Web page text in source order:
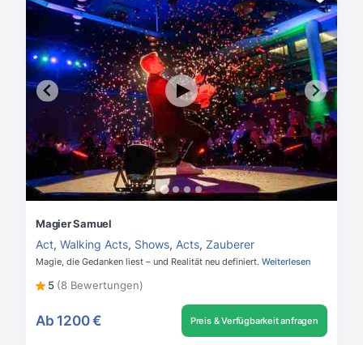
Magier Samuel
Act, Walking Acts, Shows, Acts, Zauberer
Magie, die Gedanken liest – und Realität neu definiert. Weiterlesen
5 (8 Bewertungen)
Ab 1200 € Preis & Verfügbarkeit anfragen